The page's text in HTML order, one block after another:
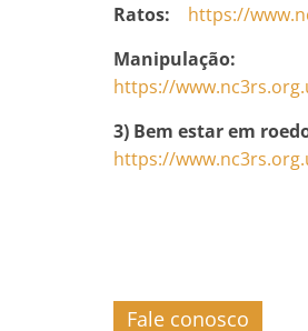
Ratos:
https://
Manipulação:
https://
3) Bem estar em
https://
Fale conosco